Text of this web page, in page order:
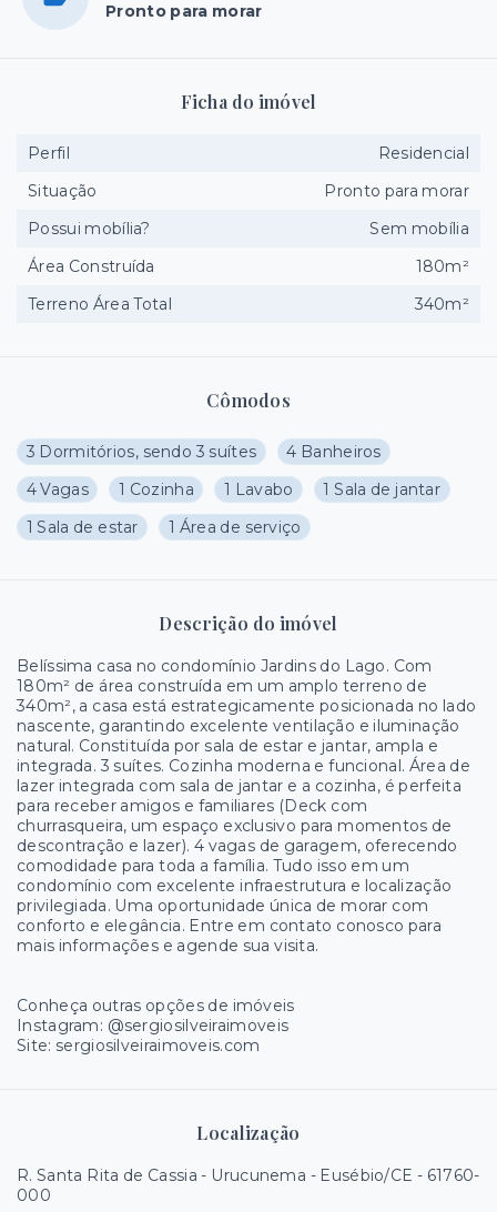
Pronto para morar
Cômodos
3 Dormitórios, sendo 3 suítes
4 Banheiros
4 Vagas
1 Cozinha 1 Lavabo
1 Sala de jantar
1 Sala de estar
1 Área de serviço
Descrição do imóvel
Belíssima casa no condomínio Jardins do Lago. Com
180m² de área construída em um amplo terreno de
340m², a casa está estrategicamente posicionada no lado
nascente, garantindo excelente ventilação e iluminação
natural. Constituída por sala de estar e jantar, ampla e
integrada. 3 suítes. Cozinha moderna e funcional. Área de
lazer integrada com sala de jantar e a cozinha, é perfeita
para receber amigos e familiares (Deck com
churrasqueira, um espaço exclusivo para momentos de
descontração e lazer). 4 vagas de garagem, oferecendo
comodidade para toda a família. Tudo isso em um
condomínio com excelente infraestrutura e localização
privilegiada. Uma oportunidade única de morar com
conforto e elegância. Entre em contato conosco para
mais informações e agende sua visita.
Conheça outras opções de imóveis
Instagram: @sergiosilveiraimoveis
Site: sergiosilveiraimoveis.com
Localização
R. Santa Rita de Cassia - Urucunema - Eusébio/CE - 61760-
000
Ficha do imóvel
Perfil
Residencial
Situação
Pronto para morar
Possui mobília?
Sem mobília
Área Construída
180m²
Terreno Área Total
340m²